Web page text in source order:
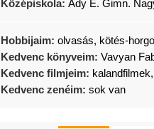
Középiskola: Ady E. Gimn.
Hobbijaim: olvasás, kötés-
Kedvenc könyveim: Vavyan
Kedvenc filmjeim:
Kedvenc zenéim: sok van